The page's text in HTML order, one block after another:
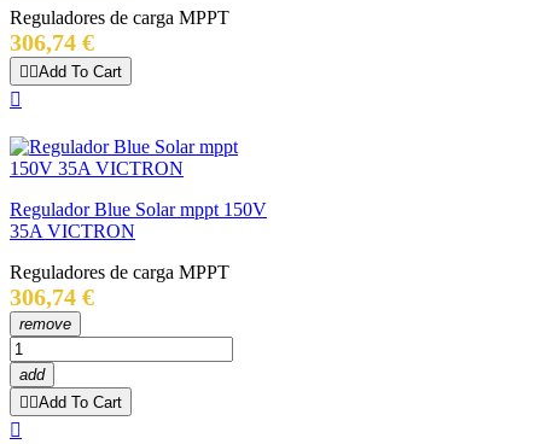
Reguladores de carga MPPT
306,74 €Precio
Add To Cart

Regulador Blue Solar mppt 150V
35A VICTRON
Reguladores de carga MPPT
306,74 €Precio
remove
add
Add To Cart
